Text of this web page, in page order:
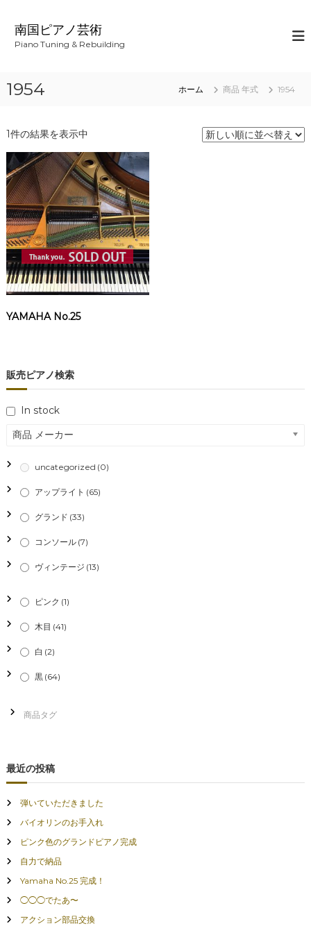
プ
南国ピアノ芸術
Piano Tuning & Rebuilding
1954 ホーム 商品 年式 1954
1件の結果を表示中
YAMAHA No.25
販売ピアノ検索
In stock
商品 メーカー
uncategorized (0)
アップライト (65)
グランド (33)
コンソール (7)
ヴィンテージ (13)
ピンク (1)
木目 (41)
白 (2)
黒 (64)
最近の投稿
弾いていただきました
バイオリンのお手入れ
ピンク色のグランドピアノ完成
自力で納品
Yamaha No.25 完成！
◯◯◯でたあ〜
アクション部品交換